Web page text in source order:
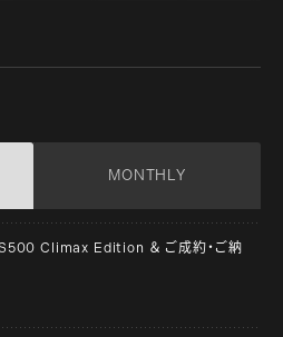
MONTHLY
Climax Edition ＆ ご成約・ご納